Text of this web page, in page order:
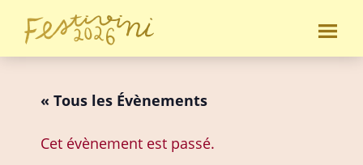
contenu
piedFestivini
« Tous les Évènements
Cet évènement est passé.